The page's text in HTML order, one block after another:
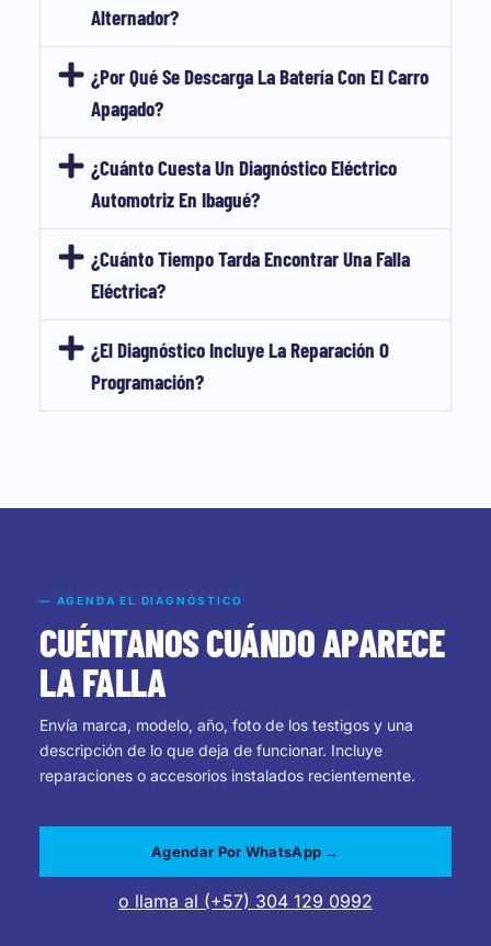
Alternador?
¿Por Qué Se Descarga La Batería Con El Carro
Apagado?
¿Cuánto Cuesta Un Diagnóstico Eléctrico
Automotriz En Ibagué?
¿Cuánto Tiempo Tarda Encontrar Una Falla
Eléctrica?
¿El Diagnóstico Incluye La Reparación O
Programación?
— AGENDA EL DIAGNÓSTICO
CUÉNTANOS CUÁNDO APARECE
LA FALLA
Envía marca, modelo, año, foto de los testigos y una
descripción de lo que deja de funcionar. Incluye
reparaciones o accesorios instalados recientemente.
Agendar Por WhatsApp →
o llama al (+57) 304 129 0992